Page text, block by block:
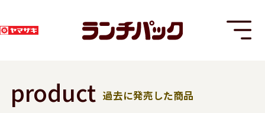
product 過去に発売した商品